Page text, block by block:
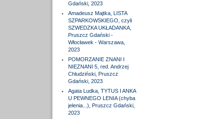
Gdański, 2023
Amadeusz Majtka, LISTA
SZPARKOWSKIEGO, czyli
SZWEDZKA UKŁADANKA,
Pruszcz Gdański -
Włocławek - Warszawa,
2023
POMORZANIE ZNANI I
NIEZNANI 5, red. Andrzej
Chludziński, Pruszcz
Gdański, 2023
Agata Ludka, TYTUS I ANKA
U PEWNEGO LENIA (chyba
jelenia...), Pruszcz Gdański,
2023